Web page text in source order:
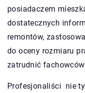
posiadaczem
dostatecznych
remontów,
do oceny rozmiaru
zatrudnić
Profesjonaliści nie